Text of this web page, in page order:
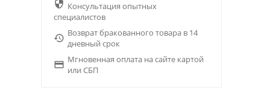
 Консультация опытных
специалистов
 Возврат бракованного товара в 14
дневный срок
 Мгновенная оплата на сайте картой
или СБП